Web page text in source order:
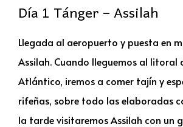
Día 1 Tánger – Assilah
Llegada al aeropuerto y puesta en
Assilah. Cuando lleguemos al litoral
Atlántico, iremos a comer tajín y
rifeñas, sobre todo las elaboradas
la tarde visitaremos Assilah con un